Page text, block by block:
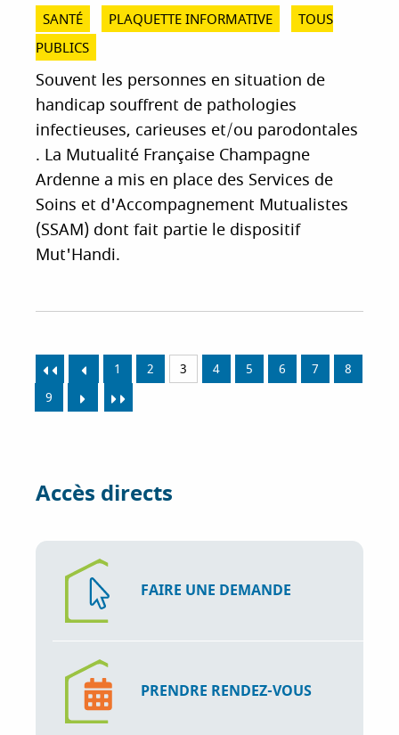
SANTÉ PLAQUETTE INFORMATIVE
TOUS
PUBLICS
Souvent les personnes en situation de
handicap souffrent de pathologies
infectieuses, carieuses et/ou parodontales
. La Mutualité Française Champagne
Ardenne a mis en place des Services de
Soins et d'Accompagnement Mutualistes
(SSAM) dont fait partie le dispositif
Mut'Handi.
1 2 3 4 5 6 7
8
9
Accès directs
FAIRE UNE DEMANDE
PRENDRE RENDEZ-VOUS